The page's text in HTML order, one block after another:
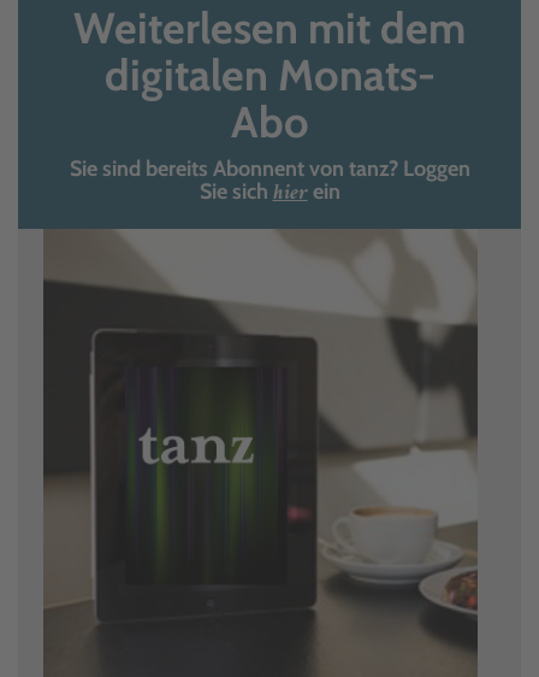
Weiterlesen mit dem
digitalen Monats-
Abo
Sie sind bereits Abonnent von tanz? Loggen
Sie sich hierein